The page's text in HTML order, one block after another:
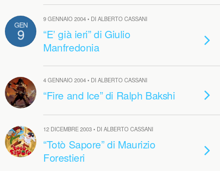
GEN
9
9 GENNAIO 2004 • DI ALBERTO CASSANI
“E’ già ieri” di Giulio
Manfredonia
4 GENNAIO 2004 • DI ALBERTO CASSANI
“Fire and Ice” di Ralph Bakshi
12 DICEMBRE 2003 • DI ALBERTO CASSANI
“Totò Sapore” di Maurizio
Forestieri